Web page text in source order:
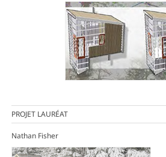
PROJET LAURÉAT
Nathan Fisher